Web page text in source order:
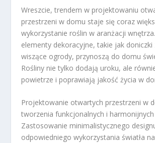
Wreszcie, trendem w projektowaniu
przestrzeni w domu staje się coraz
wykorzystanie roślin w aranżacji
elementy dekoracyjne, takie jak doniczki
wiszące ogrody, przynoszą do domu
Rośliny nie tylko dodają uroku, ale
powietrze i poprawiają jakość życia w
Projektowanie otwartych przestrzeni w
tworzenia funkcjonalnych i
Zastosowanie minimalistycznego
odpowiedniego wykorzystania światła